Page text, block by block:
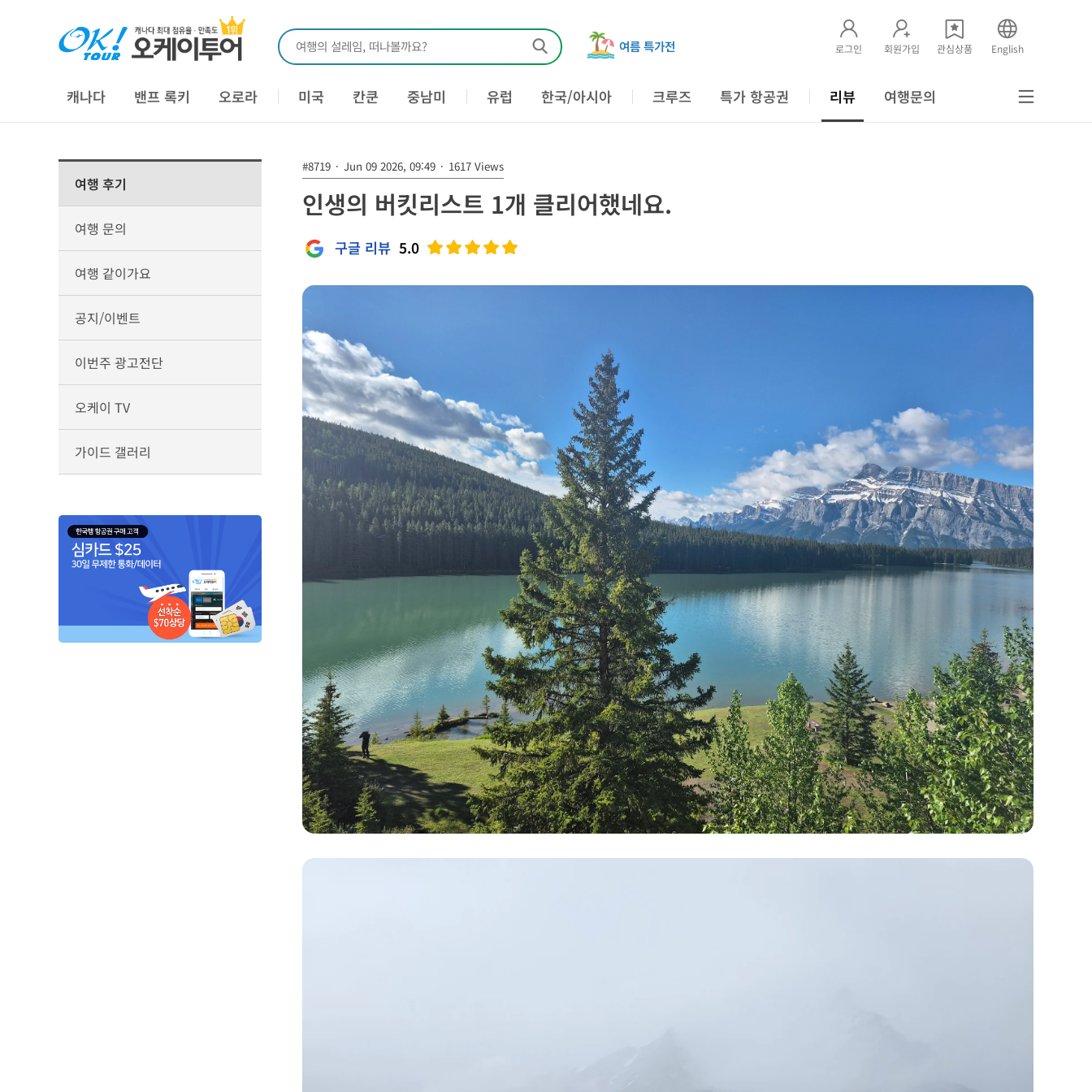
여행의 설레임, 떠나볼까요? 여름 특가전 로그인 회원가입 관심상품 English
캐나다 밴프 록키 오로라 미국 칸쿤 중남미 유럽 한국/아시아 크루즈 특가 항공권 리뷰 여행문의
여행 후기
여행 문의
여행 같이가요
공지/이벤트
이번주 광고전단
오케이 TV
가이드 갤러리
#8719 · Jun 09 2026, 09:49 · 1617 Views
인생의 버킷리스트 1개 클리어했네요.
구글 리뷰 5.0